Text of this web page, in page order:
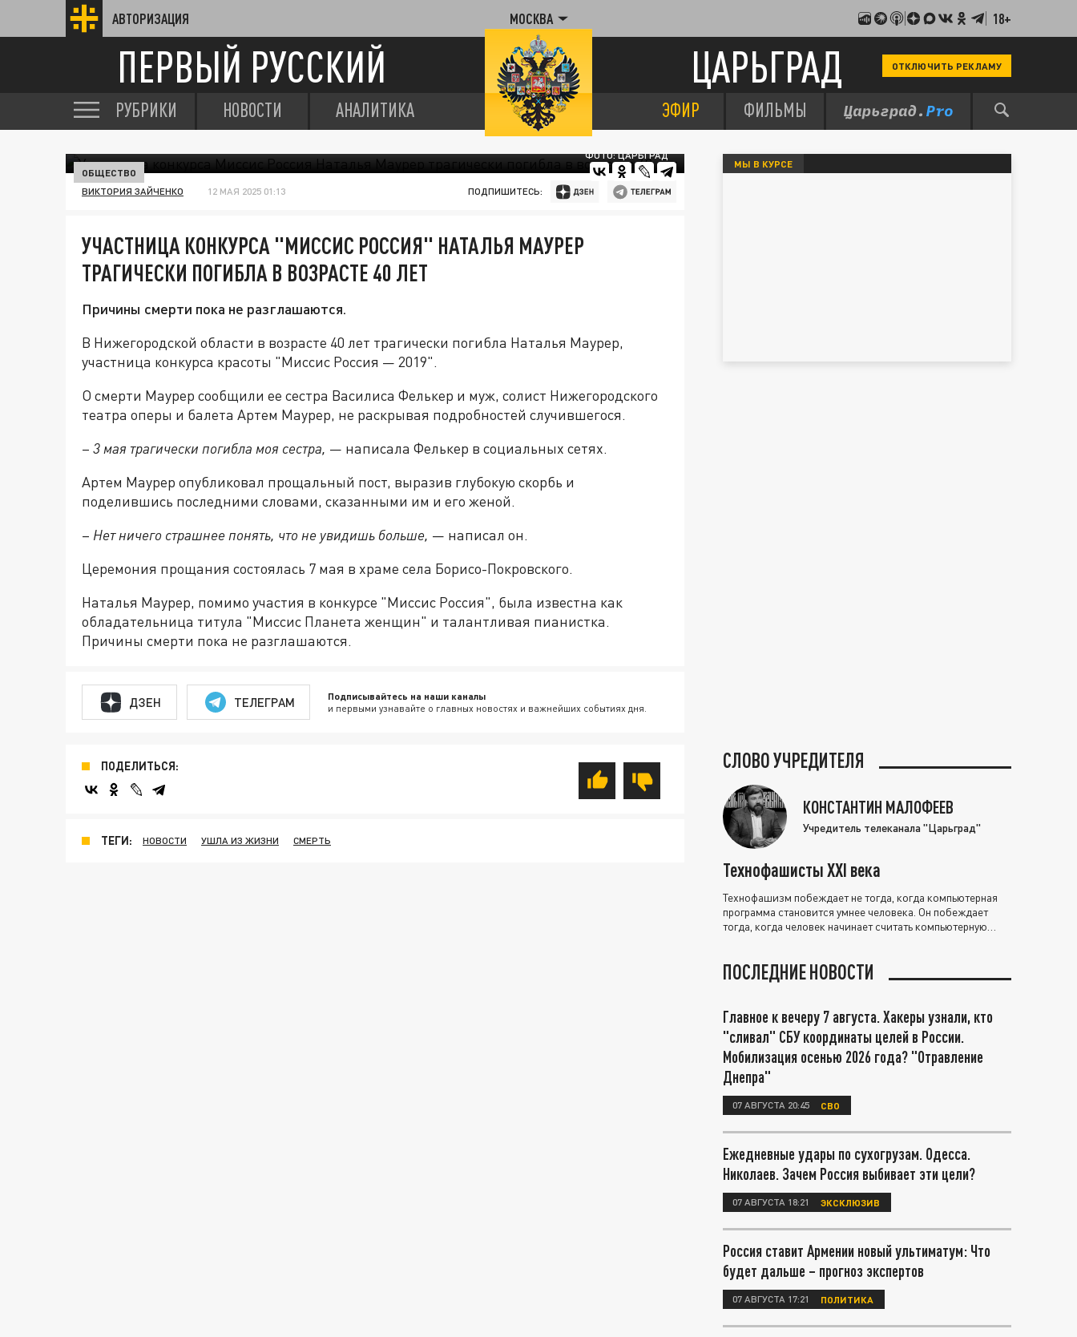
АВТОРИЗАЦИЯ МОСКВА 18+
ПЕРВЫЙ РУССКИЙ ЦАРЬГРАД ОТКЛЮЧИТЬ РЕКЛАМУ
РУБРИКИ НОВОСТИ АНАЛИТИКА ЭФИР ФИЛЬМЫ
ФОТО: ЦАРЬГРАД
ОБЩЕСТВО
ВИКТОРИЯ ЗАЙЧЕНКО 12 МАЯ 2025 01:13 ПОДПИШИТЕСЬ:
УЧАСТНИЦА КОНКУРСА "МИССИС РОССИЯ" НАТАЛЬЯ МАУРЕР
ТРАГИЧЕСКИ ПОГИБЛА В ВОЗРАСТЕ 40 ЛЕТ
Причины смерти пока не разглашаются.
В Нижегородской области в возрасте 40 лет трагически погибла Наталья Маурер,
участница конкурса красоты "Миссис Россия — 2019".
О смерти Маурер сообщили ее сестра Василиса Фелькер и муж, солист Нижегородского
театра оперы и балета Артем Маурер, не раскрывая подробностей случившегося.
– 3 мая трагически погибла моя сестра, — написала Фелькер в социальных сетях.
Артем Маурер опубликовал прощальный пост, выразив глубокую скорбь и
поделившись последними словами, сказанными им и его женой.
– Нет ничего страшнее понять, что не увидишь больше, — написал он.
Церемония прощания состоялась 7 мая в храме села Борисо-Покровского.
Наталья Маурер, помимо участия в конкурсе "Миссис Россия", была известна как
обладательница титула "Миссис Планета женщин" и талантливая пианистка.
Причины смерти пока не разглашаются.
ДЗЕН ТЕЛЕГРАМ Подписывайтесь на наши каналы
и первыми узнавайте о главных новостях и важнейших событиях дня.
ПОДЕЛИТЬСЯ:
ТЕГИ: НОВОСТИ УШЛА ИЗ ЖИЗНИ СМЕРТЬ
МЫ В КУРСЕ
СЛОВО УЧРЕДИТЕЛЯ
КОНСТАНТИН МАЛОФЕЕВ
Учредитель телеканала "Царьград"
Технофашисты XXI века
Технофашизм побеждает не тогда, когда компьютерная
программа становится умнее человека. Он побеждает
тогда, когда человек начинает считать компьютерную
ПОСЛЕДНИЕ НОВОСТИ
Главное к вечеру 7 августа. Хакеры узнали, кто
"сливал" СБУ координаты целей в России.
Мобилизация осенью 2026 года? "Отравление
Днепра"
07 АВГУСТА 20:45 СВО
Ежедневные удары по сухогрузам. Одесса.
Николаев. Зачем Россия выбивает эти цели?
07 АВГУСТА 18:21 ЭКСКЛЮЗИВ
Россия ставит Армении новый ультиматум: Что
будет дальше – прогноз экспертов
07 АВГУСТА 17:21 ПОЛИТИКА